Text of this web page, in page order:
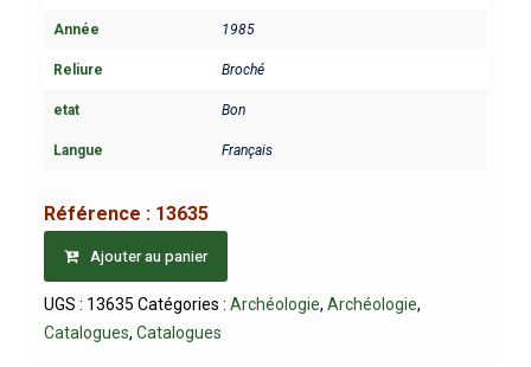
Année 1985
Reliure Broché
etat Bon
Langue Français
Référence : 13635
Ajouter au panier
UGS : 13635 Catégories : Archéologie, Archéologie,
Catalogues, Catalogues